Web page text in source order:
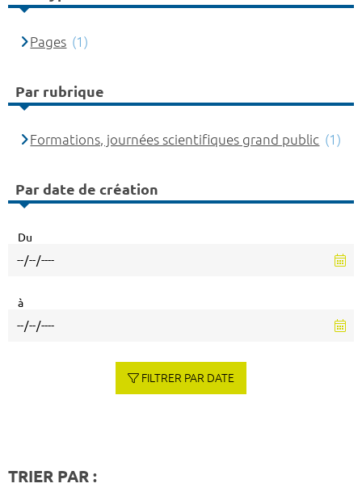
Pages (1)
Par rubrique
Formations, journées scientifiques grand public (1)
Par date de création
Du
à
FILTRER PAR DATE
TRIER PAR :